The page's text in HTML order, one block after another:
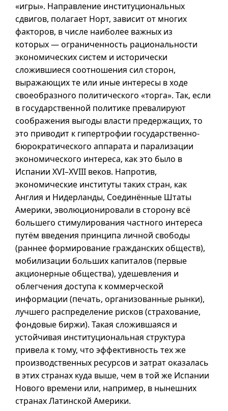
«игры». Направление институциональных
сдвигов, полагает Норт, зависит от многих
факторов, в числе наиболее важных из
которых — ограниченность рациональности
экономических систем и исторически
сложившиеся соотношения сил сторон,
выражающих те или иные интересы в ходе
своеобразного политического «торга». Так, если
в государственной политике превалируют
соображения выгоды власти предержащих, то
это приводит к гипертрофии государственно-
бюрократического аппарата и парализации
экономического интереса, как это было в
Испании XVI–XVIII веков. Напротив,
экономические институты таких стран, как
Англия и Нидерланды, Соединённые Штаты
Америки, эволюционировали в сторону всё
большего стимулирования частного интереса
путём введения принципа личной свободы
(раннее формирование гражданских обществ),
мобилизации больших капиталов (первые
акционерные общества), удешевления и
облегчения доступа к коммерческой
информации (печать, организованные рынки),
лучшего распределение рисков (страхование,
фондовые биржи). Такая сложившаяся и
устойчивая институциональная структура
привела к тому, что эффективность тех же
производственных ресурсов и затрат оказалась
в этих странах куда выше, чем в той же Испании
Нового времени или, например, в нынешних
странах Латинской Америки.